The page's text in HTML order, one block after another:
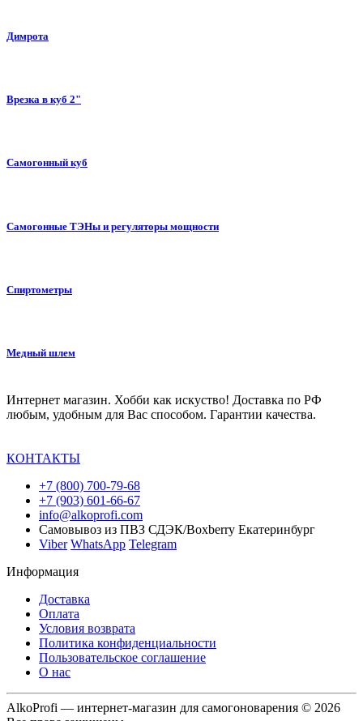
Димрота
Врезка в куб 2"
Самогонный куб
Самогонные ТЭНы и регуляторы мощности
Спиртометры
Медный шлем
Интернет магазин. Хобби как искуство! Доставка по РФ
любым, удобным для Вас способом. Гарантии качества.
КОНТАКТЫ
+7 (800) 700-79-68
+7 (903) 601-66-67
info@alkoprofi.com
Самовывоз из ПВЗ СДЭК/Boxberry Екатеринбург
Viber WhatsApp Telegram
Информация
Доставка
Оплата
Условия возврата
Политика конфиденциальности
Пользовательское соглашение
О нас
AlkoProfi — интернет-магазин для самогоноварения © 2026